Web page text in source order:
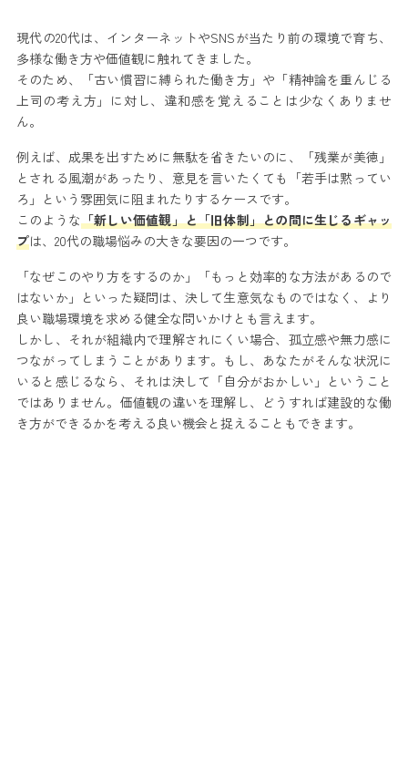
現代の20代は、インターネットやSNSが当たり前の環境で育ち、
多様な働き方や価値観に触れてきました。
そのため、「古い慣習に縛られた働き方」や「精神論を重んじる
上司の考え方」に対し、違和感を覚えることは少なくありませ
ん。
例えば、成果を出すために無駄を省きたいのに、「残業が美徳」
とされる風潮があったり、意見を言いたくても「若手は黙ってい
ろ」という雰囲気に阻まれたりするケースです。
このような「新しい価値観」と「旧体制」との間に生じるギャッ
プは、20代の職場悩みの大きな要因の一つです。
「なぜこのやり方をするのか」「もっと効率的な方法があるので
はないか」といった疑問は、決して生意気なものではなく、より
良い職場環境を求める健全な問いかけとも言えます。
しかし、それが組織内で理解されにくい場合、孤立感や無力感に
つながってしまうことがあります。もし、あなたがそんな状況に
いると感じるなら、それは決して「自分がおかしい」ということ
ではありません。価値観の違いを理解し、どうすれば建設的な働
き方ができるかを考える良い機会と捉えることもできます。